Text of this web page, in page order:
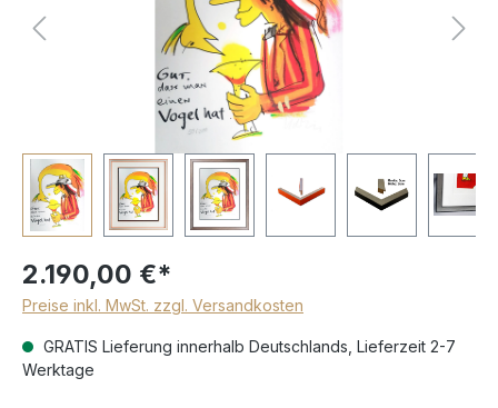
2.190,00 €*
Preise inkl. MwSt. zzgl. Versandkosten
GRATIS Lieferung innerhalb Deutschlands, Lieferzeit 2-7
Werktage